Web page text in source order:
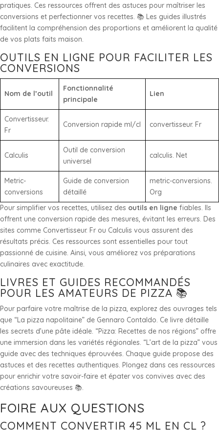
pratiques. Ces ressources offrent des astuces pour maîtriser les
conversions et perfectionner vos recettes. 📚 Les guides illustrés
facilitent la compréhension des proportions et améliorent la qualité
de vos plats faits maison.
OUTILS EN LIGNE POUR FACILITER LES
CONVERSIONS
Nom de l’outil
Fonctionnalité
principale
Lien
Convertisseur.
Fr
Conversion rapide ml/cl convertisseur. Fr
Calculis
Outil de conversion
universel
calculis. Net
Metric-
conversions
Guide de conversion
détaillé
metric-conversions.
Org
Pour simplifier vos recettes, utilisez des outils en ligne fiables. Ils
offrent une conversion rapide des mesures, évitant les erreurs. Des
sites comme Convertisseur. Fr ou Calculis vous assurent des
résultats précis. Ces ressources sont essentielles pour tout
passionné de cuisine. Ainsi, vous améliorez vos préparations
culinaires avec exactitude.
LIVRES ET GUIDES RECOMMANDÉS
POUR LES AMATEURS DE PIZZA 📚
Pour parfaire votre maîtrise de la pizza, explorez des ouvrages tels
que “La pizza napolitaine” de Gennaro Contaldo. Ce livre détaille
les secrets d’une pâte idéale. “Pizza: Recettes de nos régions” offre
une immersion dans les variétés régionales. “L’art de la pizza” vous
guide avec des techniques éprouvées. Chaque guide propose des
astuces et des recettes authentiques. Plongez dans ces ressources
pour enrichir votre savoir-faire et épater vos convives avec des
créations savoureuses 📚.
FOIRE AUX QUESTIONS
COMMENT CONVERTIR 45 ML EN CL ?